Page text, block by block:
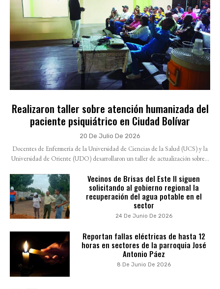
Realizaron taller sobre atención humanizada del
paciente psiquiátrico en Ciudad Bolívar
20 De Julio De 2026
Docentes de Enfermería de la Universidad de Ciencias de la Salud (UCS) y la
Universidad de Oriente (UDO) desarrollaron un taller de actualización sobre...
Vecinos de Brisas del Este II siguen
solicitando al gobierno regional la
recuperación del agua potable en el
sector
24 De Junio De 2026
Reportan fallas eléctricas de hasta 12
horas en sectores de la parroquia José
Antonio Páez
8 De Junio De 2026